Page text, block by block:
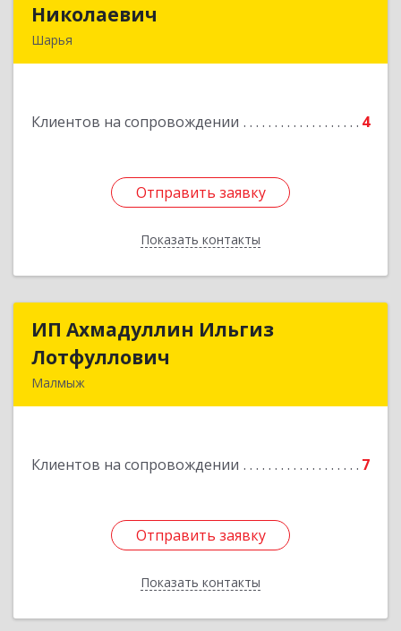
Николаевич
Шарья
Клиентов на сопровождении 4
Отправить заявку
Показать контакты
Отправить заявку
Назад
ИП Ахмадуллин Ильгиз
Лотфуллович
Малмыж
Клиентов на сопровождении 7
Отправить заявку
Показать контакты
ИП Ахмадуллин Ильгиз
Подробнее
Отправить заявку
Назад